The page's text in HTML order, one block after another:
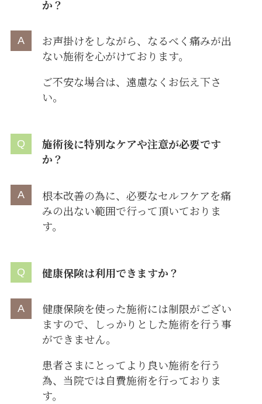
か？
お声掛けをしながら、なるべく痛みが出
ない施術を心がけております。
ご不安な場合は、遠慮なくお伝え下さ
い。
施術後に特別なケアや注意が必要です
か？
根本改善の為に、必要なセルフケアを痛
みの出ない範囲で行って頂いておりま
す。
健康保険は利用できますか？
健康保険を使った施術には制限がござい
ますので、しっかりとした施術を行う事
ができません。
患者さまにとってより良い施術を行う
為、当院では自費施術を行っておりま
す。